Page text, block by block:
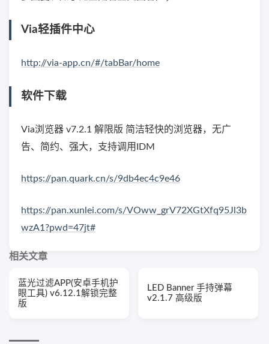
Via轻插件中心
http://via-app.cn/#/tabBar/home
软件下载
Via浏览器 v7.2.1 解限版 简洁轻快的浏览器，无广
告、简约、强大，支持调用IDM
https://pan.quark.cn/s/9db4ec4c9e46
https://pan.xunlei.com/s/VOww_grV72XGtXfq95Jl3b
wzA1?pwd=47jt#
相关文章
蓝光过滤APP(安卓手机护
眼工具) v6.12.1解锁完整
版
LED Banner 手持弹幕
v2.1.7 高级版